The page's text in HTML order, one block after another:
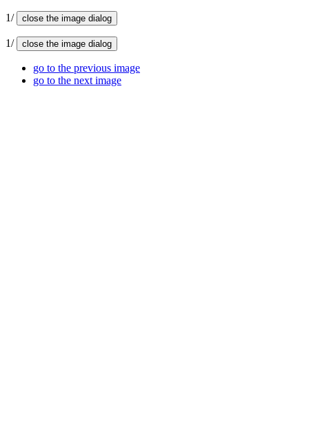
1/ close the image dialog
1/ close the image dialog
go to the previous image
go to the next image